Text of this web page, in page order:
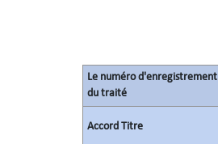
Le numéro d'enregistrement
du traité
Accord Titre